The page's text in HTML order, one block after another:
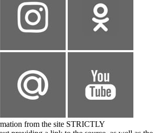
from the site STRICTLY